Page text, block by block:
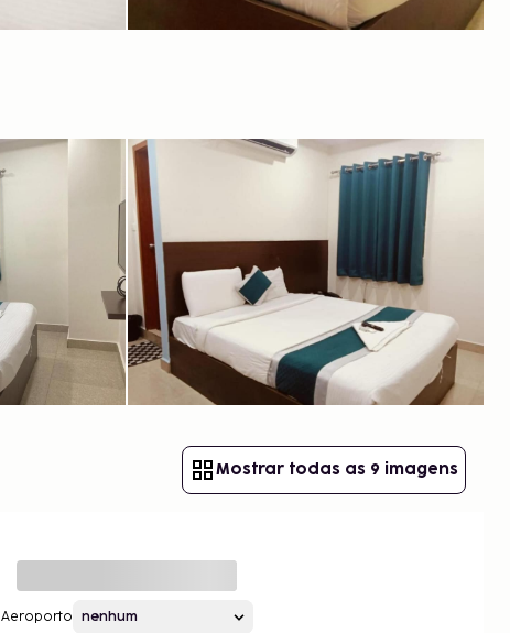
Mostrar todas as 9 imagens
Aeroporto